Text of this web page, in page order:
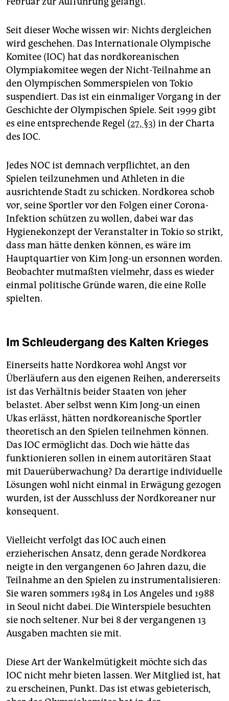
Seit dieser Woche wissen wir: Nichts dergleichen
wird geschehen. Das Internationale Olympische
Komitee (IOC) hat das nordkoreanischen
Olympiakomitee wegen der Nicht-Teilnahme an
den Olympischen Sommerspielen von Tokio
suspendiert. Das ist ein einmaliger Vorgang in der
Geschichte der Olympischen Spiele. Seit 1999 gibt
es eine entsprechende Regel (27, §3) in der Charta
des IOC.
Jedes NOC ist demnach verpflichtet, an den
Spielen teilzunehmen und Athleten in die
ausrichtende Stadt zu schicken. Nordkorea schob
vor, seine Sportler vor den Folgen einer Corona-
Infektion schützen zu wollen, dabei war das
Hygienekonzept der Veranstalter in Tokio so strikt,
dass man hätte denken können, es wäre im
Hauptquartier von Kim Jong-un ersonnen worden.
Beobachter mutmaßten vielmehr, dass es wieder
einmal politische Gründe waren, die eine Rolle
spielten.
Im Schleudergang des Kalten Krieges
Einerseits hatte Nordkorea wohl Angst vor
Überläufern aus den eigenen Reihen, andererseits
ist das Verhältnis beider Staaten von jeher
belastet. Aber selbst wenn Kim Jong-un einen
Ukas erlässt, hätten nordkoreanische Sportler
theoretisch an den Spielen teilnehmen können.
Das IOC ermöglicht das. Doch wie hätte das
funktionieren sollen in einem autoritären Staat
mit Dauerüberwachung? Da derartige individuelle
Lösungen wohl nicht einmal in Erwägung gezogen
wurden, ist der Ausschluss der Nordkoreaner nur
konsequent.
Vielleicht verfolgt das IOC auch einen
erzieherischen Ansatz, denn gerade Nordkorea
neigte in den vergangenen 60 Jahren dazu, die
Teilnahme an den Spielen zu instrumentalisieren:
Sie waren sommers 1984 in Los Angeles und 1988
in Seoul nicht dabei. Die Winterspiele besuchten
sie noch seltener. Nur bei 8 der vergangenen 13
Ausgaben machten sie mit.
Diese Art der Wankelmütigkeit möchte sich das
IOC nicht mehr bieten lassen. Wer Mitglied ist, hat
zu erscheinen, Punkt. Das ist etwas gebieterisch,